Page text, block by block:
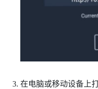
在电脑或移动设备上